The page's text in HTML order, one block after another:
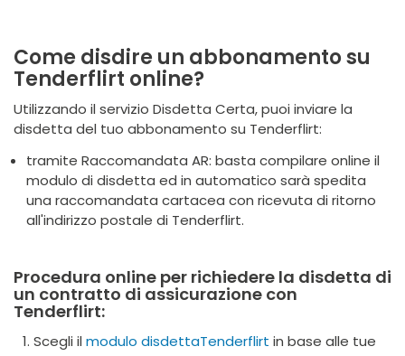
Come disdire un abbonamento su
Tenderflirt online?
Utilizzando il servizio Disdetta Certa, puoi inviare la
disdetta del tuo abbonamento su Tenderflirt:
tramite Raccomandata AR: basta compilare online il
modulo di disdetta ed in automatico sarà spedita
una raccomandata cartacea con ricevuta di ritorno
all'indirizzo postale di Tenderflirt.
Procedura online per richiedere la disdetta di
un contratto di assicurazione con
Tenderflirt:
Scegli il modulo disdettaTenderflirt in base alle tue